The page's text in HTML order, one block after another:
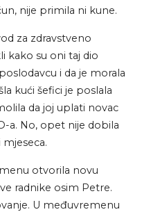
nije primila ni kune.
za zdravstveno
kako su oni taj dio
i da je morala
kući šefici je poslala
da joj uplati novac
a. No, opet nije dobila
mjeseca.
otvorila novu
radnike osim Petre.
U međuvremenu